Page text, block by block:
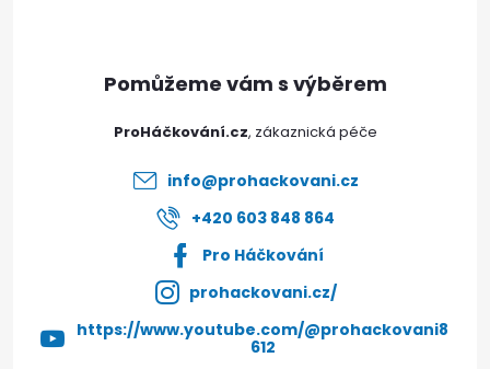
ProHáčkování.cz
info@prohackovani.cz
+420 603 848 864
Pro Háčkování
prohackovani.cz/
https://www.youtube.com/@prohackovani8
612